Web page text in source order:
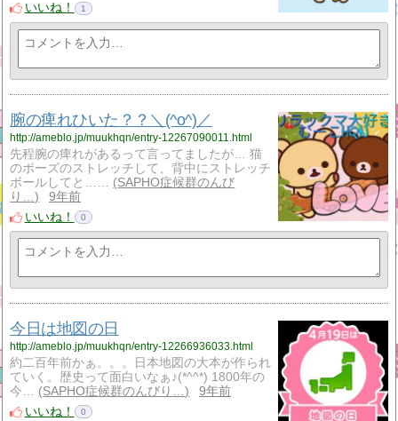
いいね！
1
腕の痺れひいた？？＼(^o^)／
http://ameblo.jp/muukhqn/entry-12267090011.html
先程腕の痺れがあるって言ってましたが… 猫
のポーズのストレッチして、背中にストレッチ
ボールしてと……
SAPHO症候群のんび
り…
9年前
いいね！
0
今日は地図の日
http://ameblo.jp/muukhqn/entry-12266936033.html
約二百年前かぁ。。。日本地図の大本が作られ
ていく。歴史って面白いなぁ♪(*^^*) 1800年の
今…
SAPHO症候群のんびり…
9年前
いいね！
0